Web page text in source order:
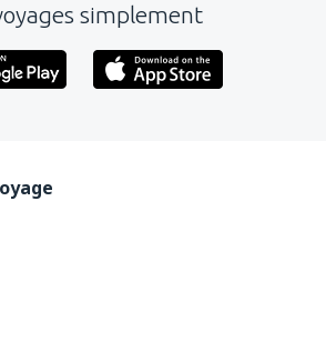
simplement